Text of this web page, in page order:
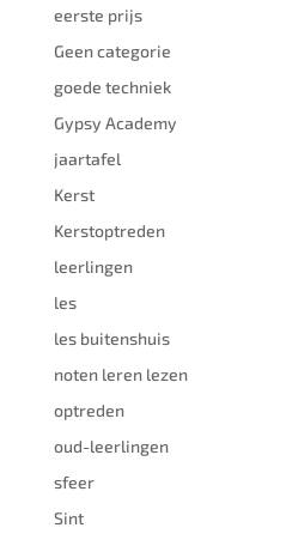
eerste prijs
Geen categorie
goede techniek
Gypsy Academy
jaartafel
Kerst
Kerstoptreden
leerlingen
les
les buitenshuis
noten leren lezen
optreden
oud-leerlingen
sfeer
Sint